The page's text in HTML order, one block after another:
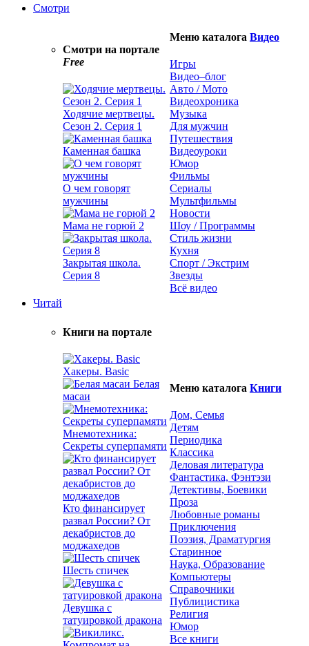
Смотри
Смотри на портале
Free
Ходячие мертвецы.
Сезон 2. Серия 1
Каменная башка
О чем говорят
мужчины
Мама не горюй 2
Закрытая школа.
Серия 8
Меню каталога Видео
Игры
Видео–блог
Авто / Мото
Видеохроника
Музыка
Для мужчин
Путешествия
Видеоуроки
Юмор
Фильмы
Сериалы
Мультфильмы
Новости
Шоу / Программы
Стиль жизни
Кухня
Спорт / Экстрим
Звезды
Всё видео
Читай
Книги на портале
Хакеры. Basic
Белая
масаи
Мнемотехника:
Секреты суперпамяти
Кто финансирует
развал России? От
декабристов до
моджахедов
Шесть спичек
Девушка с
татуировкой дракона
Меню каталога Книги
Дом, Семья
Детям
Периодика
Классика
Деловая литература
Фантастика, Фэнтэзи
Детективы, Боевики
Проза
Любовные романы
Приключения
Поэзия, Драматургия
Старинное
Наука, Образование
Компьютеры
Справочники
Публицистика
Религия
Юмор
Все книги